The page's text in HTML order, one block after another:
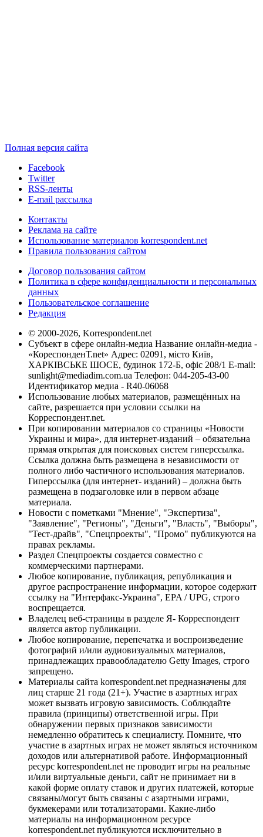
Полная версия сайта
Facebook
Twitter
RSS-ленты
E-mail рассылка
Контакты
Реклама на сайте
Использование материалов korrespondent.net
Правила пользования сайтом
Договор пользования сайтом
Политика в сфере конфиденциальности и персональных
данных
Пользовательское соглашение
Редакция
© 2000-2026, Korrespondent.net
Субъект в сфере онлайн-медиа Название онлайн-медиа -
«КореспонденТ.net» Адрес: 02091, місто Київ,
ХАРКІВСЬКЕ ШОСЕ, будинок 172-Б, офіс 208/1 E-mail:
sunlight@mediadim.com.ua Телефон: 044-205-43-00
Идентификатор медиа - R40-06068
Использование любых материалов, размещённых на
сайте, разрешается при условии ссылки на
Корреспондент.net.
При копировании материалов со страницы «Новости
Украины и мира», для интернет-изданий – обязательна
прямая открытая для поисковых систем гиперссылка.
Ссылка должна быть размещена в независимости от
полного либо частичного использования материалов.
Гиперссылка (для интернет- изданий) – должна быть
размещена в подзаголовке или в первом абзаце
материала.
Новости с пометками "Мнение", "Экспертиза",
"Заявление", "Регионы", "Деньги", "Власть", "Выборы",
"Тест-драйв", "Спецпроекты", "Промо" публикуются на
правах рекламы.
Раздел Спецпроекты создается совместно с
коммерческими партнерами.
Любое копирование, публикация, републикация и
другое распространение информации, которое содержит
ссылку на "Интерфакс-Украина", EPA / UPG, строго
воспрещается.
Владелец веб-страницы в разделе Я- Корреспондент
является автор публикации.
Любое копирование, перепечатка и воспроизведение
фотографий и/или аудиовизуальных материалов,
принадлежащих правообладателю Getty Images, строго
запрещено.
Материалы сайта korrespondent.net предназначены для
лиц старше 21 года (21+). Участие в азартных играх
может вызвать игровую зависимость. Соблюдайте
правила (принципы) ответственной игры. При
обнаружении первых признаков зависимости
немедленно обратитесь к специалисту. Помните, что
участие в азартных играх не может являться источником
доходов или альтернативой работе. Информационный
ресурс korrespondent.net не проводит игры на реальные
и/или виртуальные деньги, сайт не принимает ни в
какой форме оплату ставок и других платежей, которые
связаны/могут быть связаны с азартными играми,
букмекерами или тотализаторами. Какие-либо
материалы на информационном ресурсе
korrespondent.net публикуются исключительно в